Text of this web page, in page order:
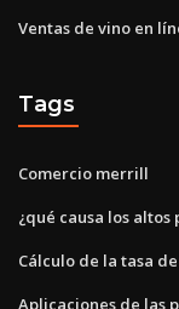
Ventas de vino en
Tags
Comercio merrill
¿qué causa los altos
Cálculo de la tasa
Aplicaciones de las